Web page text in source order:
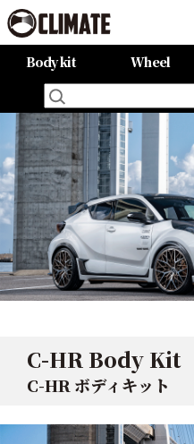
Body kit
All Items
80HARRIER-Balena-
MAZDA CX-8 -Balena-
MAZDA CX-5 -Balena-
LAND CRUISER 150PRADO
LAND CRUISER 200
60HARRIER(Late Term)
60HARRIER(First Term)
50PRIUS
LEXUS NX300 F-SPORT
LEXUS LX570
Wheel
All Items
CARGO PRO/カーゴプロ
GAISEN/凱旋
HOUOH/鳳凰
DEVGRU
ALIA LM-r
ALIA M-5
ALIA S-5
SWATT
BurjAL【Forged】
TEJAS【Forged】
C-HR Body Kit
C-HR ボディキット